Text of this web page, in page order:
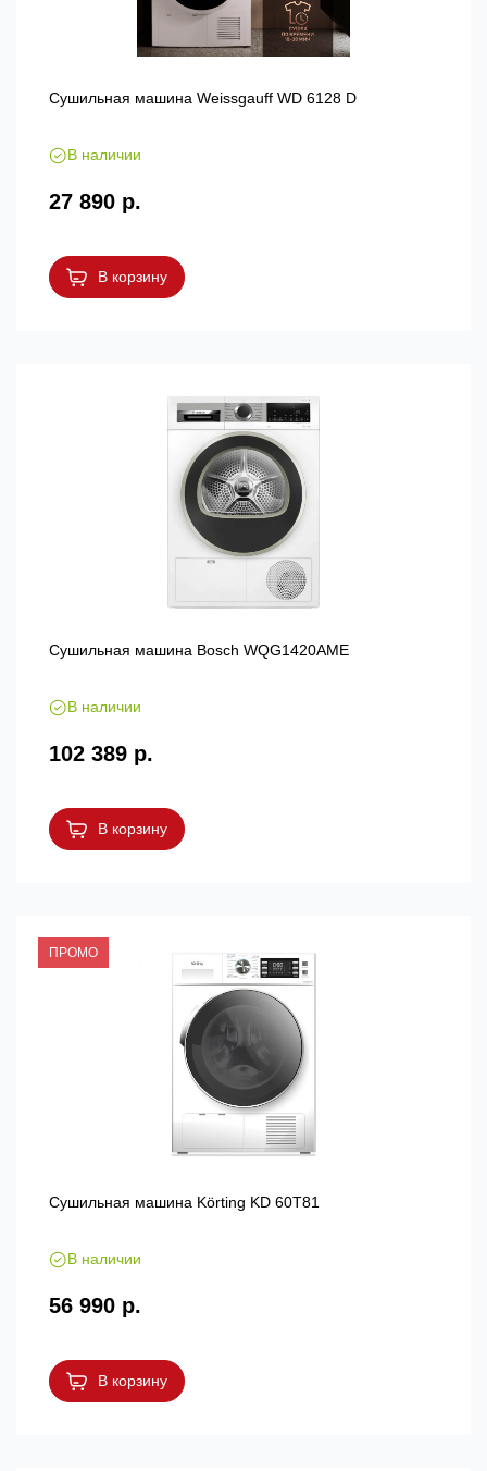
Сушильная машина Weissgauff WD 6128 D
В наличии
27 890 р.
В корзину
Сушильная машина Bosch WQG1420AME
В наличии
102 389 р.
В корзину
ПРОМО
Сушильная машина Körting KD 60T81
В наличии
56 990 р.
В корзину